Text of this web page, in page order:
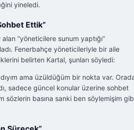
yineledi.
Ettik”
“yöneticilere sunum yaptığı”
Fenerbahçe yöneticileriyle bir aile
belirten Kartal, şunları söyledi:
ama üzüldüğüm bir nokta var.
sadece güncel konular üzerine sohbet
sözlerin basına sanki ben söylemişim